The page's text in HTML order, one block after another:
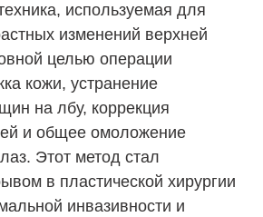
используемая для
изменений верхней
целью операции
кожи, устранение
на лбу, коррекция
и общее омоложение
Этот метод стал
в пластической хирургии
инвазивности и